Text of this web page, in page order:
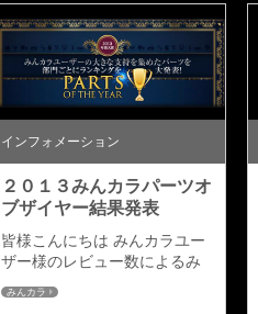
パーツでは「アルファード／
ヴェルファイア」 部門１位、
「オデッセイ」部門３位 、
「ハリアー」部門５位 、「Ｃ
Ｘ－５」部門５位をいただく
事が出来ました。アルファー
ド＆ヴェ...
インフォメーション
２０１３みんカラパーツオ
ブザイヤー結果発表
皆様こんにちは みんカラユー
ザー様のレビュー数によるみ
んカラPARTS OF THE YEAR ２
０１３年間大賞のランキング
みんカラ